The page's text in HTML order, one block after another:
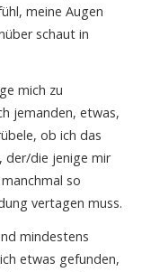
meine Augen
schaut in
mich zu
jemanden, etwas,
ob ich das
der/die jenige mir
so
vertagen muss.
mindestens
etwas gefunden,